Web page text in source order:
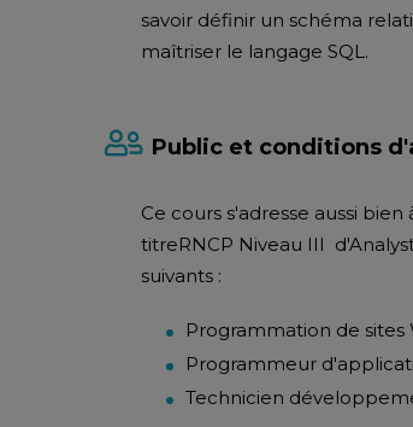
savoir définir un schéma
maîtriser le langage SQL.
Public et conditions
Ce cours s'adresse aussi
titreRNCP Niveau III
suivants :
Programmation de sites
Programmeur
Technicien